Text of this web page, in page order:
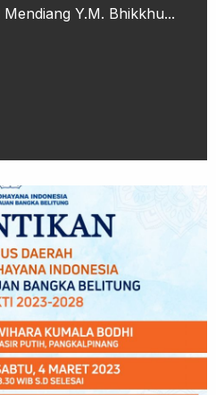
Y.M. Bhikkhu...